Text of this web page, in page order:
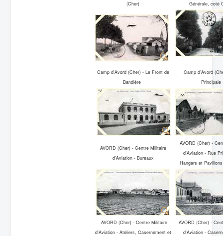
(Cher)
Générale, coté
Camp d'Avord (Cher) - Le Front de
Bandière
Camp d'Avord
Principale
AVORD (Cher) - Centre Militaire
d'Aviation - Bureaux
AVORD (Cher) -
d'Aviation - Rue
Hangars et
AVORD (Cher) - Centre Militaire
d'Aviation - Ateliers, Casernement et
AVORD (Cher) -
d'Aviation -